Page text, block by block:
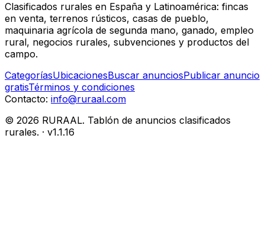
Clasificados rurales en España y Latinoamérica: fincas
en venta, terrenos rústicos, casas de pueblo,
maquinaria agrícola de segunda mano, ganado, empleo
rural, negocios rurales, subvenciones y productos del
campo.
CategoríasUbicacionesBuscar anunciosPublicar anuncio
gratisTérminos y condiciones
Contacto: info@ruraal.com
© 2026 RURAAL. Tablón de anuncios clasificados
rurales. · v1.1.16